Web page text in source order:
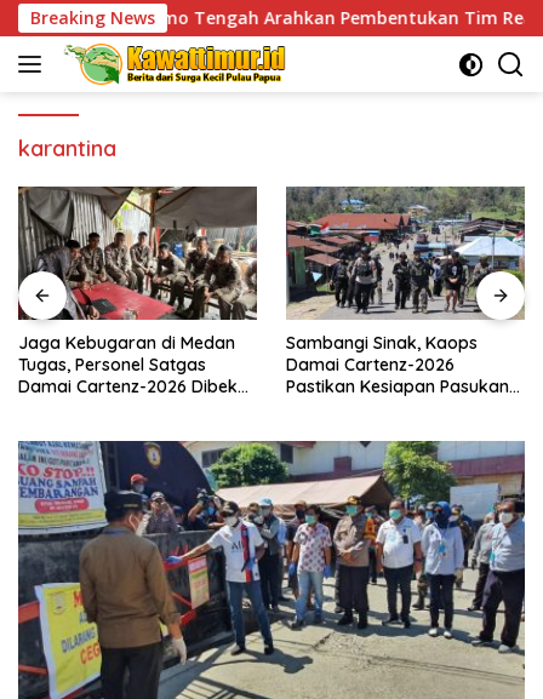
Skip
to
content
Breaking News
Tengah Arahkan Pembentukan Tim Reaksi Cepat
karantina
Jaga Kebugaran di Medan
Tugas, Personel Satgas
Damai Cartenz-2026 Dibekali
Sambangi Sinak, Kaops
Damai Cartenz-2026
Pastikan Kesiapan Pasukan